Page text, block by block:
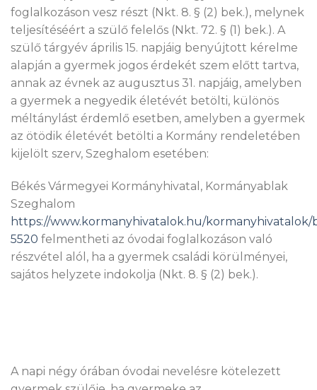
foglalkozáson vesz részt (Nkt. 8. § (2) bek.), melynek
teljesítéséért a szülő felelős (Nkt. 72. § (1) bek.). A
szülő tárgyév április 15. napjáig benyújtott kérelme
alapján a gyermek jogos érdekét szem előtt tartva,
annak az évnek az augusztus 31. napjáig, amelyben
a gyermek a negyedik életévét betölti, különös
méltánylást érdemlő esetben, amelyben a gyermek
az ötödik életévét betölti a Kormány rendeletében
kijelölt szerv, Szeghalom esetében:
Békés Vármegyei Kormányhivatal, Kormányablak
Szeghalom
https://www.kormanyhivatalok.hu/
5520 felmentheti az óvodai foglalkozáson való
részvétel alól, ha a gyermek családi körülményei,
sajátos helyzete indokolja (Nkt. 8. § (2) bek.).
A napi négy órában óvodai nevelésre kötelezett